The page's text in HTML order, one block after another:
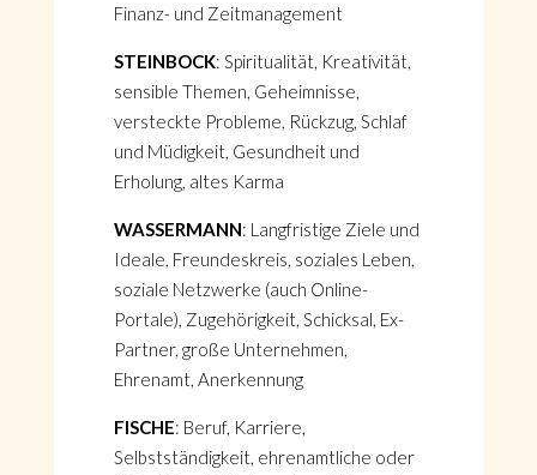
Finanz- und Zeitmanagement
STEINBOCK: Spiritualität, Kreativität,
sensible Themen, Geheimnisse,
versteckte Probleme, Rückzug, Schlaf
und Müdigkeit, Gesundheit und
Erholung, altes Karma
WASSERMANN: Langfristige Ziele und
Ideale, Freundeskreis, soziales Leben,
soziale Netzwerke (auch Online-
Portale), Zugehörigkeit, Schicksal, Ex-
Partner, große Unternehmen,
Ehrenamt, Anerkennung
FISCHE: Beruf, Karriere,
Selbstständigkeit, ehrenamtliche oder